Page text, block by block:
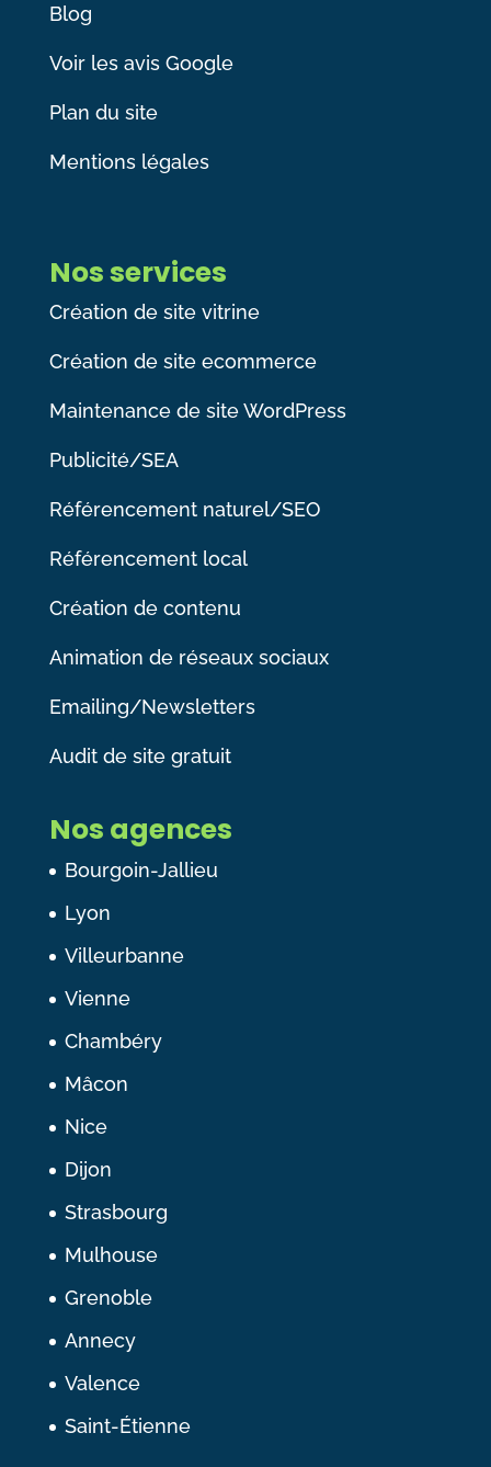
Blog
Voir les avis Google
Plan du site
Mentions légales
Nos services
Création de site vitrine
Création de site ecommerce
Maintenance de site WordPress
Publicité/SEA
Référencement naturel/SEO
Référencement local
Création de contenu
Animation de réseaux sociaux
Emailing/Newsletters
Audit de site gratuit
Nos agences
Bourgoin-Jallieu
Lyon
Villeurbanne
Vienne
Chambéry
Mâcon
Nice
Dijon
Strasbourg
Mulhouse
Grenoble
Annecy
Valence
Saint-Étienne